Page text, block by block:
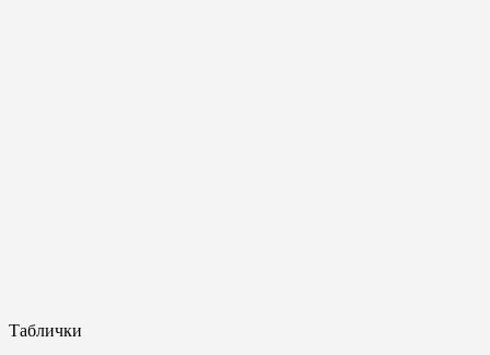
Таблички